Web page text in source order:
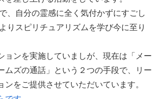
、自分の霊感に全く気付かずにすごし
りスピリチュアリズムを学び今に至り
ョンを実施していましが、現在は「メー
ムズの通話」という２つの手段で、リー
ンをご提供させていただいています。